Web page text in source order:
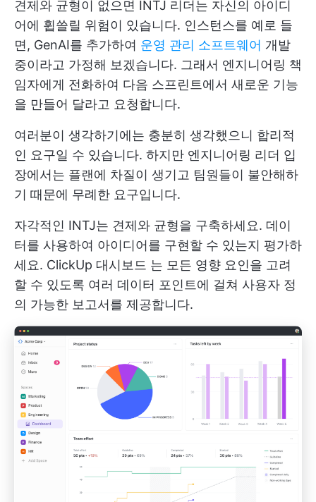
견제와 균형이 없으면 INTJ 리더는 자신의 아이디
어에 휩쓸릴 위험이 있습니다. 인스턴스를 예로 들
면, GenAI를 추가하여 운영 관리 소프트웨어 개발
중이라고 가정해 보겠습니다. 그래서 엔지니어링 책
임자에게 전화하여 다음 스프린트에서 새로운 기능
을 만들어 달라고 요청합니다.
여러분이 생각하기에는 충분히 생각했으니 합리적
인 요구일 수 있습니다. 하지만 엔지니어링 리더 입
장에서는 플랜에 차질이 생기고 팀원들이 불안해하
기 때문에 무례한 요구입니다.
자각적인 INTJ는 견제와 균형을 구축하세요. 데이
터를 사용하여 아이디어를 구현할 수 있는지 평가하
세요. ClickUp 대시보드 는 모든 영향 요인을 고려
할 수 있도록 여러 데이터 포인트에 걸쳐 사용자 정
의 가능한 보고서를 제공합니다.